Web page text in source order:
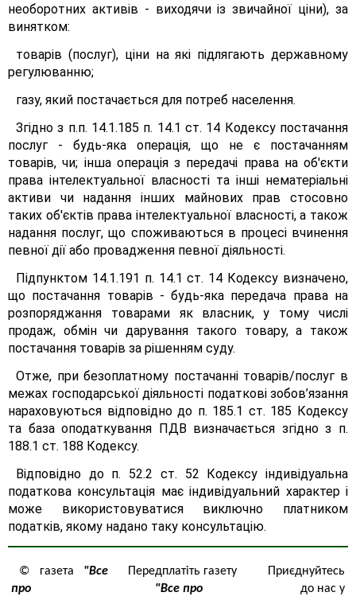
необоротних активів - виходячи із звичайної ціни), за
винятком:
товарів (послуг), ціни на які підлягають державному
регулюванню;
газу, який постачається для потреб населення.
Згідно з п.п. 14.1.185 п. 14.1 ст. 14 Кодексу постачання
послуг - будь-яка операція, що не є постачанням
товарів, чи; інша операція з передачі права на об'єкти
права інтелектуальної власності та інші нематеріальні
активи чи надання інших майнових прав стосовно
таких об'єктів права інтелектуальної власності, а також
надання послуг, що споживаються в процесі вчинення
певної дії або провадження певної діяльності.
Підпунктом 14.1.191 п. 14.1 ст. 14 Кодексу визначено,
що постачання товарів - будь-яка передача права на
розпоряджання товарами як власник, у тому числі
продаж, обмін чи дарування такого товару, а також
постачання товарів за рішенням суду.
Отже, при безоплатному постачанні товарів/послуг в
межах господарської діяльності податкові зобов’язання
нараховуються відповідно до п. 185.1 ст. 185 Кодексу
та база оподаткування ПДВ визначається згідно з п.
188.1 ст. 188 Кодексу.
Відповідно до п. 52.2 ст. 52 Кодексу індивідуальна
податкова консультація має індивідуальний характер і
може використовуватися виключно платником
податків, якому надано таку консультацію.
© газета "Все
про
Передплатіть газету
"Все про
Приєднуйтесь
до нас у